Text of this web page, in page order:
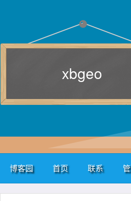
xbgeo
博客园 首页 联系